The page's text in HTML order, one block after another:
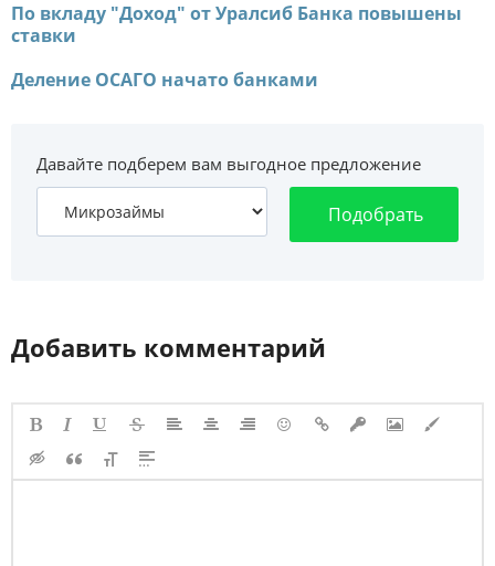
По вкладу "Доход" от Уралсиб Банка повышены
ставки
Деление ОСАГО начато банками
Давайте подберем вам выгодное предложение
Подобрать
Добавить комментарий